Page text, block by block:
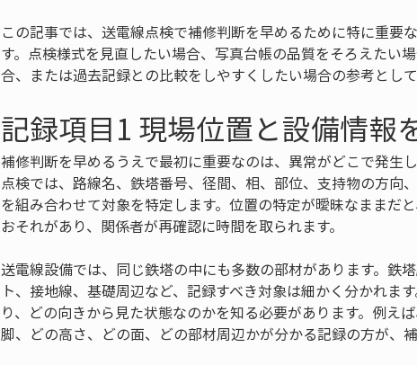
この記事では、送電線点検で補修判断を早めるために特に重要
す。点検様式を見直したい場合、写真台帳の品質をそろえたい
合、または過去記録との比較をしやすくしたい場合の参考として
記録項目1 現場位置と設備情報
補修判断を早めるうえで最初に重要なのは、異常がどこで発生
点検では、路線名、鉄塔番号、径間、相、部位、支持物の方向
を組み合わせて対象を特定します。位置の特定が曖昧なままだ
おそれがあり、関係者が再確認に時間を取られます。
送電線設備では、同じ鉄塔の中にも多数の部材があります。鉄
ト、接地線、基礎周辺など、記録すべき対象は細かく分かれま
り、どの向きから見た状態なのかを知る必要があります。例え
脚、どの高さ、どの面、どの部材周辺かが分かる記録の方が、